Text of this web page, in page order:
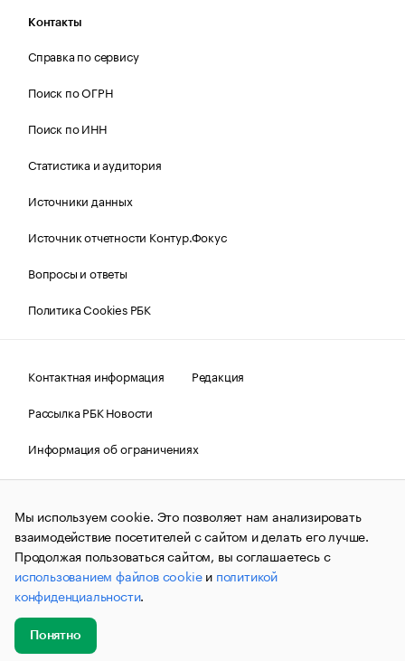
Контакты
Справка по сервису
Поиск по ОГРН
Поиск по ИНН
Статистика и аудитория
Источники данных
Источник отчетности Контур.Фокус
Вопросы и ответы
Политика Cookies РБК
Контактная информация
Редакция
Рассылка РБК Новости
Информация об ограничениях
Правовая информация
О соблюдении авторских прав
© АО «РОСБИЗНЕСКОНСАЛТИНГ»,1995–2026.Сообщения
и материалы информационного агентства «РБК»
(зарегистрировано Федеральной службой по надзору в сфере
связи, информационных технологий и массовых
коммуникаций (Роскомнадзор) 09.12.2015 за номером ИА
№ФС77-63848) сопровождаются пометкой «РБК». Отдельные
публикации могут содержать информацию,
не предназначенную для пользователей
до 18 лет.
Мы используем cookie. Это позволяет нам анализировать
взаимодействие посетителей с сайтом и делать его лучше.
Продолжая пользоваться сайтом, вы соглашаетесь с
использованием файлов cookieи политикой
конфиденциальности.
Понятно